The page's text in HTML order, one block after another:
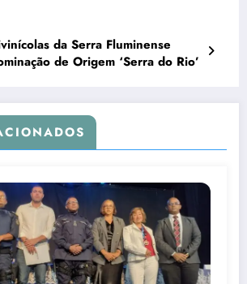
da Serra Fluminense
de Origem ‘Serra do Rio’